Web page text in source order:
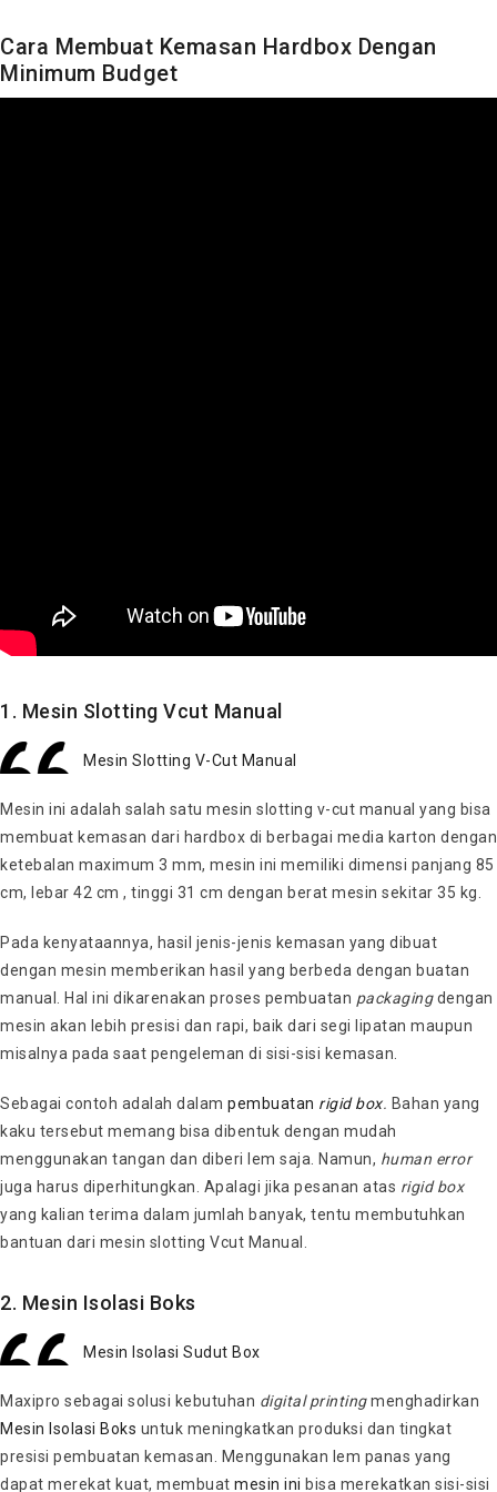
Cara Membuat Kemasan Hardbox Dengan
Minimum Budget
1. Mesin Slotting Vcut Manual
Mesin Slotting V-Cut Manual
Mesin ini adalah salah satu mesin slotting v-cut manual yang bisa
membuat kemasan dari hardbox di berbagai media karton dengan
ketebalan maximum 3 mm, mesin ini memiliki dimensi panjang 85
cm, lebar 42 cm , tinggi 31 cm dengan berat mesin sekitar 35 kg.
Pada kenyataannya, hasil jenis-jenis kemasan yang dibuat
dengan mesin memberikan hasil yang berbeda dengan buatan
manual. Hal ini dikarenakan proses pembuatan packagingdengan
mesin akan lebih presisi dan rapi, baik dari segi lipatan maupun
misalnya pada saat pengeleman di sisi-sisi kemasan.
Sebagai contoh adalah dalam pembuatan rigid box. Bahan yang
kaku tersebut memang bisa dibentuk dengan mudah
menggunakan tangan dan diberi lem saja. Namun, human error
juga harus diperhitungkan. Apalagi jika pesanan atas rigid box
yang kalian terima dalam jumlah banyak, tentu membutuhkan
bantuan dari mesin slotting Vcut Manual.
2. Mesin Isolasi Boks
Mesin Isolasi Sudut Box
Maxipro sebagai solusi kebutuhan digital printingmenghadirkan
Mesin Isolasi Boks untuk meningkatkan produksi dan tingkat
presisi pembuatan kemasan. Menggunakan lem panas yang
dapat merekat kuat, membuat mesin ini bisa merekatkan sisi-sisi